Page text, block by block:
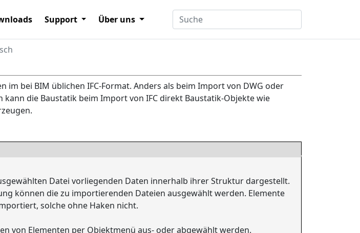
Support Über uns
im bei BIM üblichen IFC-Format. Anders als beim Import von DWG oder
kann die Baustatik beim Import von IFC direkt Baustatik-Objekte wie
Datei vorliegenden Daten innerhalb ihrer Struktur dargestellt.
können die zu importierenden Dateien ausgewählt werden. Elemente
solche ohne Haken nicht.
von Elementen per Objektmenü aus- oder abgewählt werden.